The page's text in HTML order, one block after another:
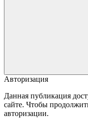
Авторизация
Данная публикация
сайте. Чтобы
авторизации.